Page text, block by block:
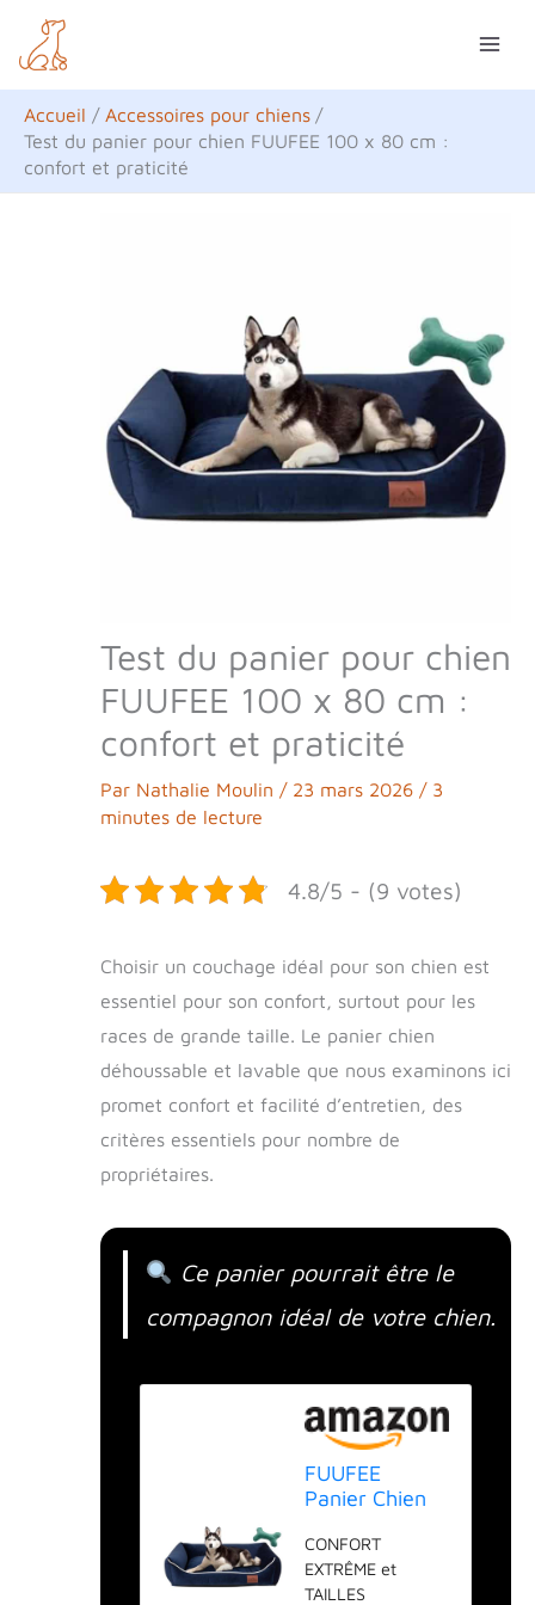
contenu
Accueil
Accessoires pour chiens
Test du panier pour chien FUUFEE 100 x 80 cm :
confort et praticité
Test du panier pour chien
FUUFEE 100 x 80 cm :
confort et praticité
Par Nathalie Moulin / 23 mars 2026 / 3
minutes de lecture
4.8/5 - (9 votes)
Choisir un couchage idéal pour son chien est
essentiel pour son confort, surtout pour les
races de grande taille. Le panier chien
déhoussable et lavable que nous examinons ici
promet confort et facilité d’entretien, des
critères essentiels pour nombre de
propriétaires.
Ce panier pourrait être le
compagnon idéal de votre chien.
FUUFEE
Panier Chien
et Lavable, Lit
100 x 80 cm,
Coussin Dog
CONFORT
EXTRÊME et
TAILLES
e
c
h
e